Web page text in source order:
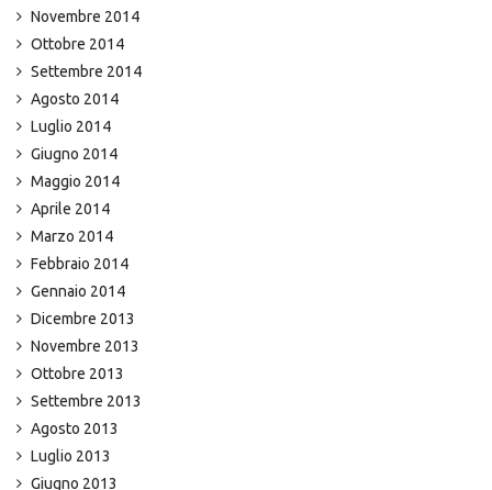
Novembre 2014
Ottobre 2014
Settembre 2014
Agosto 2014
Luglio 2014
Giugno 2014
Maggio 2014
Aprile 2014
Marzo 2014
Febbraio 2014
Gennaio 2014
Dicembre 2013
Novembre 2013
Ottobre 2013
Settembre 2013
Agosto 2013
Luglio 2013
Giugno 2013